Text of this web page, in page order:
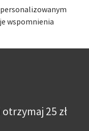
wspomnienia
25 zł